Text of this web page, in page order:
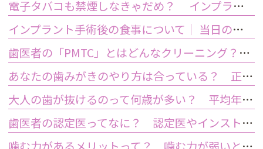
電子タバコも禁煙しなきゃだめ？ インプラント手術前後の喫煙が及ぼす影響とは？
インプラント手術後の食事について｜ 当日の注意点・いつから普通の食事ができる？
歯医者の「PMTC」とはどんなクリーニング？スケーリングとは何が違うの？
あなたの歯みがきのやり方は合っている？ 正しい歯みがき方法と間違った方法
大人の歯が抜けるのって何歳が多い？ 平均年齢と原因について
歯医者の認定医ってなに？ 認定医やインストラクターの資格を持つ歯医者のメリット